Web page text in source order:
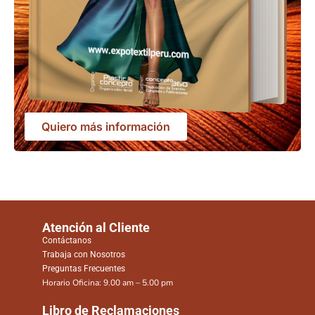
Quiero más información
Atención al Cliente
Contáctanos
Trabaja con Nosotros
Preguntas Frecuentes
Horario Oficina: 9.00 am – 5.00 pm
Libro de Reclamaciones